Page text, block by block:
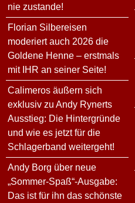
nie zustande!
Florian Silbereisen
moderiert auch 2026 die
Goldene Henne – erstmals
mit IHR an seiner Seite!
Calimeros äußern sich
exklusiv zu Andy Rynerts
Ausstieg: Die Hintergründe
und wie es jetzt für die
Schlagerband weitergeht!
Andy Borg über neue
„Sommer-Spaß“-Ausgabe:
Das ist für ihn das schönste